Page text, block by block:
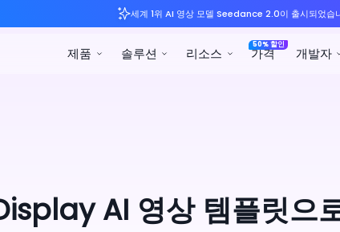
세계 1
AI 영상 템플릿으